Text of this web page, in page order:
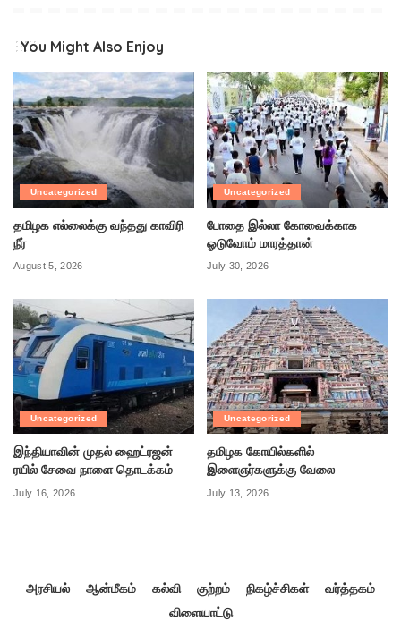
You Might Also Enjoy
Uncategorized
தமிழக எல்லைக்கு வந்தது காவிரி
நீர்
August 5, 2026
Uncategorized
போதை இல்லா கோவைக்காக
ஓடுவோம் மாரத்தான்
July 30, 2026
Uncategorized
இந்தியாவின் முதல் ஹைட்ரஜன்
ரயில் சேவை நாளை தொடக்கம்
July 16, 2026
Uncategorized
தமிழக கோயில்களில்
இளைஞர்களுக்கு வேலை
July 13, 2026
அரசியல் ஆன்மீகம் கல்வி குற்றம் நிகழ்ச்சிகள்
வர்த்தகம்
விளையாட்டு